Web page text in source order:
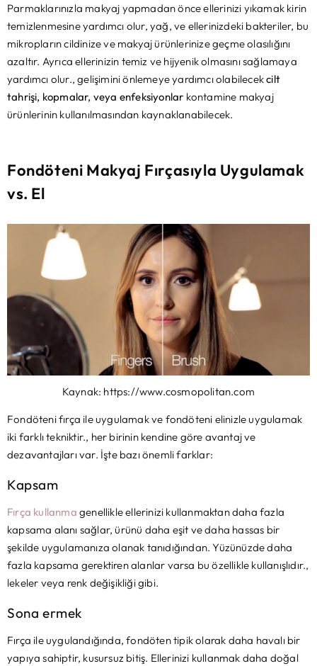
Parmaklarınızla makyaj yapmadan önce ellerinizi yıkamak kirin
temizlenmesine yardımcı olur, yağ, ve ellerinizdeki bakteriler, bu
mikropların cildinize ve makyaj ürünlerinize geçme olasılığını
azaltır. Ayrıca ellerinizin temiz ve hijyenik olmasını sağlamaya
yardımcı olur., gelişimini önlemeye yardımcı olabilecekcilt
tahrişi, kopmalar, veya enfeksiyonlar kontamine makyaj
ürünlerinin kullanılmasından kaynaklanabilecek.
Fondöteni Makyaj Fırçasıyla Uygulamak
vs. El
Kaynak: https://www.cosmopolitan.com
Fondöteni fırça ile uygulamak ve fondöteni elinizle uygulamak
iki farklı tekniktir., her birinin kendine göre avantaj ve
dezavantajları var. İşte bazı önemli farklar:
Kapsam
Fırça kullanma genellikle ellerinizi kullanmaktan daha fazla
kapsama alanı sağlar, ürünü daha eşit ve daha hassas bir
şekilde uygulamanıza olanak tanıdığından. Yüzünüzde daha
fazla kapsama gerektiren alanlar varsa bu özellikle kullanışlıdır.,
lekeler veya renk değişikliği gibi.
Sona ermek
Fırça ile uygulandığında, fondöten tipik olarak daha havalı bir
yapıya sahiptir, kusursuz bitiş. Ellerinizi kullanmak daha doğal